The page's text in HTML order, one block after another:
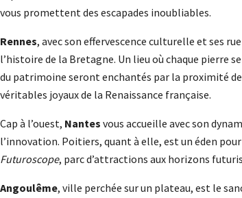
vous promettent des escapades inoubliables.
Rennes, avec son effervescence culturelle et ses
l’histoire de la Bretagne. Un lieu où chaque pierre
du patrimoine seront enchantés par la proximité
véritables joyaux de la Renaissance française.
Cap à l’ouest, Nantes vous accueille avec son
l’innovation. Poitiers, quant à elle, est un éden
Futuroscope, parc d’attractions aux horizons
Angoulême, ville perchée sur un plateau, est le